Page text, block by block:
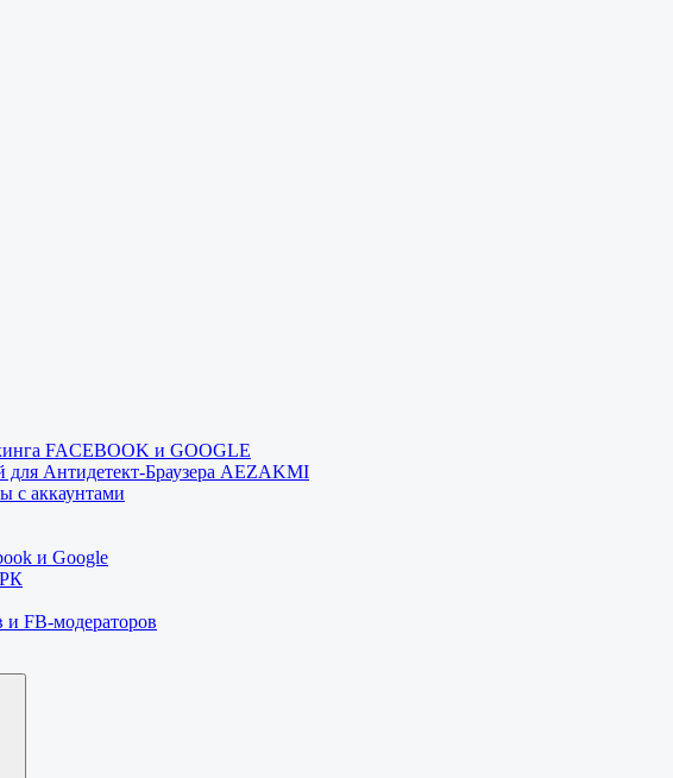
FACEBOOK и GOOGLE
Антидетект-Браузера AEZAKMI
с аккаунтами
и Google
и FB-модераторов